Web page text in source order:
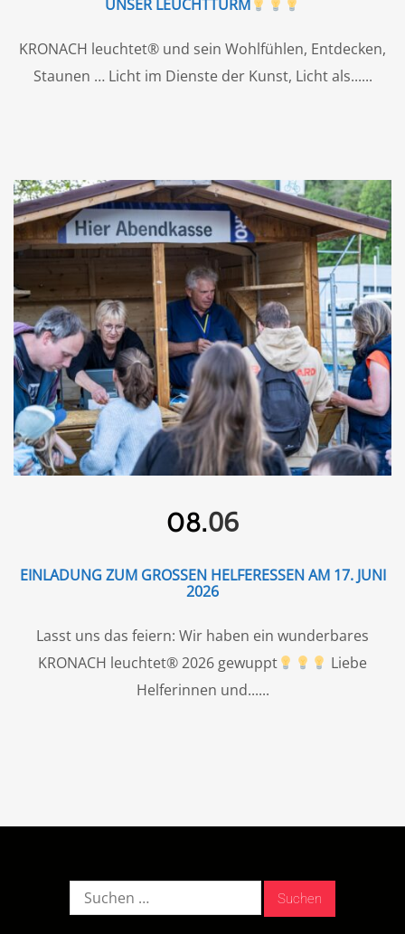
UNSER LEUCHTTURM
KRONACH leuchtet® und sein Wohlfühlen, Entdecken,
Staunen … Licht im Dienste der Kunst, Licht als...
08.06
EINLADUNG ZUM GROSSEN HELFERESSEN AM 17. JUNI 2
026
Lasst uns das feiern: Wir haben ein wunderbares
KRONACH leuchtet® 2026 gewuppt
Liebe
Helferinnen und...
Suche